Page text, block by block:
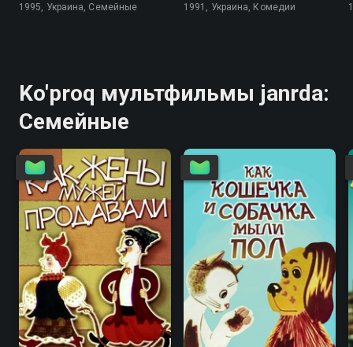
1995, Украина, Семейные 1991, Украина, Комедии
Ko'proq мультфильмы janrda:
Семейные